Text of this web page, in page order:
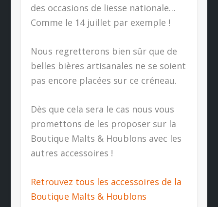
des occasions de liesse nationale…
Comme le 14 juillet par exemple !
Nous regretterons bien sûr que de
belles bières artisanales ne se soient
pas encore placées sur ce créneau.
Dès que cela sera le cas nous vous
promettons de les proposer sur la
Boutique Malts & Houblons avec les
autres accessoires !
Retrouvez tous les accessoires de la
Boutique Malts & Houblons